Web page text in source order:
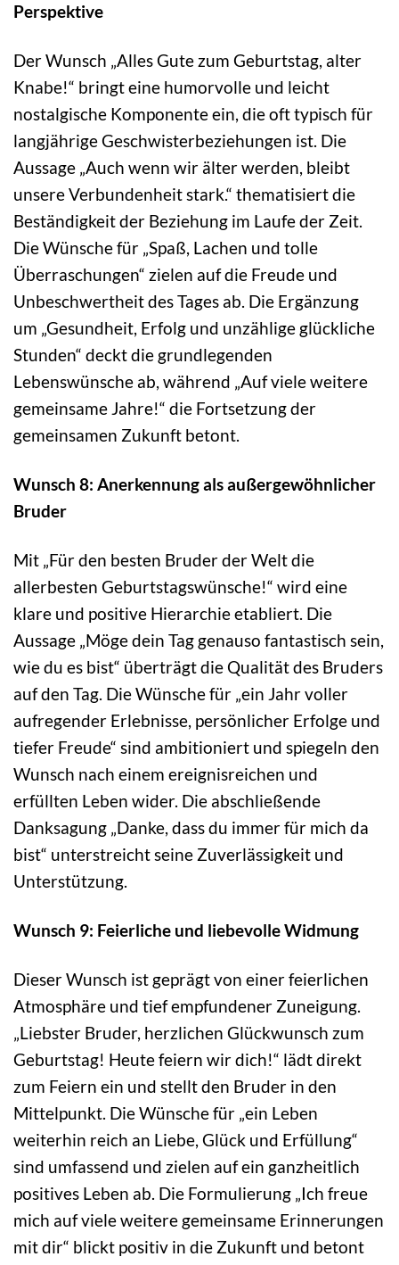
Perspektive
Der Wunsch „Alles Gute zum Geburtstag, alter
Knabe!“ bringt eine humorvolle und leicht
nostalgische Komponente ein, die oft typisch für
langjährige Geschwisterbeziehungen ist. Die
Aussage „Auch wenn wir älter werden, bleibt
unsere Verbundenheit stark.“ thematisiert die
Beständigkeit der Beziehung im Laufe der Zeit.
Die Wünsche für „Spaß, Lachen und tolle
Überraschungen“ zielen auf die Freude und
Unbeschwertheit des Tages ab. Die Ergänzung
um „Gesundheit, Erfolg und unzählige glückliche
Stunden“ deckt die grundlegenden
Lebenswünsche ab, während „Auf viele weitere
gemeinsame Jahre!“ die Fortsetzung der
gemeinsamen Zukunft betont.
Wunsch 8: Anerkennung als außergewöhnlicher
Bruder
Mit „Für den besten Bruder der Welt die
allerbesten Geburtstagswünsche!“ wird eine
klare und positive Hierarchie etabliert. Die
Aussage „Möge dein Tag genauso fantastisch sein,
wie du es bist“ überträgt die Qualität des Bruders
auf den Tag. Die Wünsche für „ein Jahr voller
aufregender Erlebnisse, persönlicher Erfolge und
tiefer Freude“ sind ambitioniert und spiegeln den
Wunsch nach einem ereignisreichen und
erfüllten Leben wider. Die abschließende
Danksagung „Danke, dass du immer für mich da
bist“ unterstreicht seine Zuverlässigkeit und
Unterstützung.
Wunsch 9: Feierliche und liebevolle Widmung
Dieser Wunsch ist geprägt von einer feierlichen
Atmosphäre und tief empfundener Zuneigung.
„Liebster Bruder, herzlichen Glückwunsch zum
Geburtstag! Heute feiern wir dich!“ lädt direkt
zum Feiern ein und stellt den Bruder in den
Mittelpunkt. Die Wünsche für „ein Leben
weiterhin reich an Liebe, Glück und Erfüllung“
sind umfassend und zielen auf ein ganzheitlich
positives Leben ab. Die Formulierung „Ich freue
mich auf viele weitere gemeinsame Erinnerungen
mit dir“ blickt positiv in die Zukunft und betont